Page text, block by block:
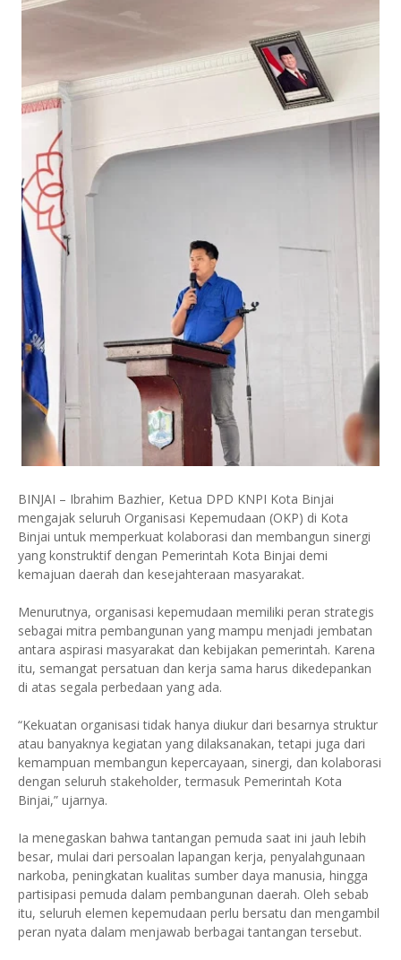
BINJAI – Ibrahim Bazhier, Ketua DPD KNPI Kota Binjai
mengajak seluruh Organisasi Kepemudaan (OKP) di Kota
Binjai untuk memperkuat kolaborasi dan membangun sinergi
yang konstruktif dengan Pemerintah Kota Binjai demi
kemajuan daerah dan kesejahteraan masyarakat.
Menurutnya, organisasi kepemudaan memiliki peran strategis
sebagai mitra pembangunan yang mampu menjadi jembatan
antara aspirasi masyarakat dan kebijakan pemerintah. Karena
itu, semangat persatuan dan kerja sama harus dikedepankan
di atas segala perbedaan yang ada.
“Kekuatan organisasi tidak hanya diukur dari besarnya struktur
atau banyaknya kegiatan yang dilaksanakan, tetapi juga dari
kemampuan membangun kepercayaan, sinergi, dan kolaborasi
dengan seluruh stakeholder, termasuk Pemerintah Kota
Binjai,” ujarnya.
Ia menegaskan bahwa tantangan pemuda saat ini jauh lebih
besar, mulai dari persoalan lapangan kerja, penyalahgunaan
narkoba, peningkatan kualitas sumber daya manusia, hingga
partisipasi pemuda dalam pembangunan daerah. Oleh sebab
itu, seluruh elemen kepemudaan perlu bersatu dan mengambil
peran nyata dalam menjawab berbagai tantangan tersebut.